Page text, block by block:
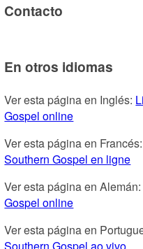
Contacto
En otros idiomas
Ver esta página en Inglés:
Gospel online
Ver esta página en Francés:
Southern Gospel en ligne
Ver esta página en Alemán:
Gospel online
Ver esta página en
Southern Gospel ao vivo